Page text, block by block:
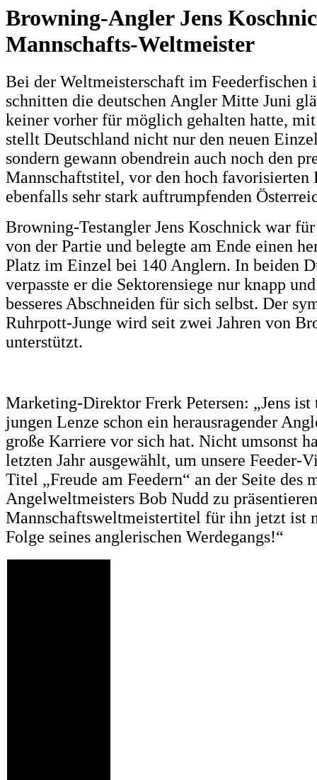
Browning-Angler Jens
Mannschafts-Weltmeister
Bei der Weltmeisterschaft im Feederfischen
schnitten die deutschen Angler Mitte Juni
keiner vorher für möglich gehalten hatte,
stellt Deutschland nicht nur den neuen
sondern gewann obendrein auch noch den
Mannschaftstitel, vor den hoch favorisierten
ebenfalls sehr stark auftrumpfenden
Browning-Testangler Jens Koschnick war
von der Partie und belegte am Ende einen
Platz im Einzel bei 140 Anglern. In beiden
verpasste er die Sektorensiege nur knapp
besseres Abschneiden für sich selbst. Der
Ruhrpott-Junge wird seit zwei Jahren von
unterstützt.
Marketing-Direktor Frerk Petersen: „Jens ist
jungen Lenze schon ein herausragender
große Karriere vor sich hat. Nicht umsonst
letzten Jahr ausgewählt, um unsere Feeder-
Titel „Freude am Feedern“ an der Seite des
Angelweltmeisters Bob Nudd zu
Mannschaftsweltmeistertitel für ihn jetzt ist
Folge seines anglerischen Werdegangs!“